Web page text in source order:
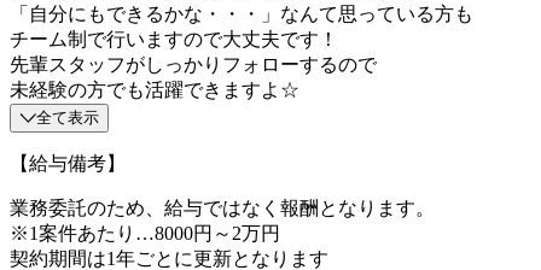
「自分にもできるかな・・・」なんて思っている方も
チーム制で行いますので大丈夫です！
先輩スタッフがしっかりフォローするので
未経験の方でも活躍できますよ☆
全て表示
【給与備考】
業務委託のため、給与ではなく報酬となります。
※1案件あたり…8000円～2万円
契約期間は1年ごとに更新となります